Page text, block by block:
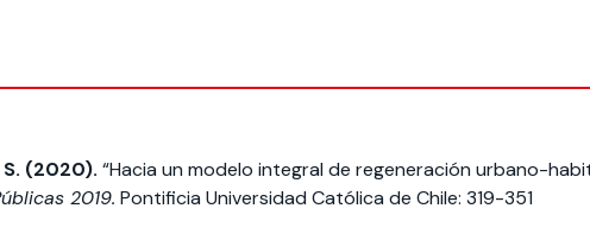
S. (2020). “Hacia un modelo integral de regeneración urbano-
2019. Pontificia Universidad Católica de Chile: 319-351